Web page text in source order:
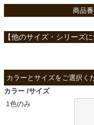
ファブリック
商品
カラー サイズ
1色のみ